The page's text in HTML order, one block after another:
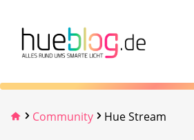
Community Hue Stream